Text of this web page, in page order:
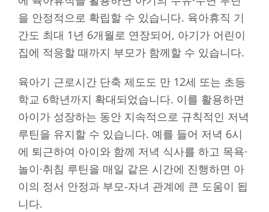
을 안정적으로 확립할 수 있습니다. 육아휴직 기
간도 최대 1년 6개월로 연장되어, 아기가 어린이
집에 적응할 때까지 부모가 함께할 수 있습니다.
육아기 근로시간 단축 제도도 만 12세 또는 초등
학교 6학년까지 확대되었습니다. 이를 활용하면
아이가 성장하는 동안 지속적으로 규칙적인 저녁
루틴을 유지할 수 있습니다. 예를 들어 저녁 6시
에 퇴근하여 아이와 함께 저녁 식사를 하고 목욕·
놀이·취침 루틴을 매일 같은 시간에 진행하면 아
이의 정서 안정과 부모-자녀 관계에 큰 도움이 됩
니다.